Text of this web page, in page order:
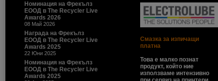
Номинация на Фрекълз
ЕООД в The Recycler Live
Awards 2026
08 Май 2026
Награда на Фрекълз
ЕООД в The Recycler Live
Awards 2025
22 Юни 2025
Номинация на Фрекълз
ЕООД в The Recycler Live
Awards 2025
Смазка за изпичащи
платна
Това е малко познат
продукт, който ние
използваме интензивно